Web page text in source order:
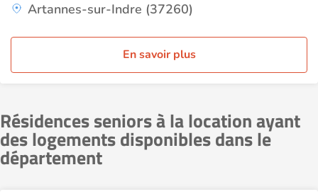
Artannes-sur-Indre (37260)
En savoir plus
Résidences seniors à la location ayant
des logements disponibles dans le
département